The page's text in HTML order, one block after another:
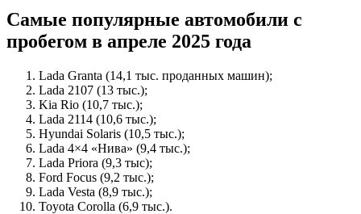
Самые популярные автомобили с
пробегом в апреле 2025 года
Lada Granta (14,1 тыс. проданных машин);
Lada 2107 (13 тыс.);
Kia Rio (10,7 тыс.);
Lada 2114 (10,6 тыс.);
Hyundai Solaris (10,5 тыс.);
Lada 4×4 «Нива» (9,4 тыс.);
Lada Priora (9,3 тыс);
Ford Focus (9,2 тыс.);
Lada Vesta (8,9 тыс.);
Toyota Corolla (6,9 тыс.).